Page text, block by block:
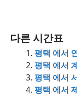
다른 시간표
평택 에서
평택 에서
평택 에서
평택 에서